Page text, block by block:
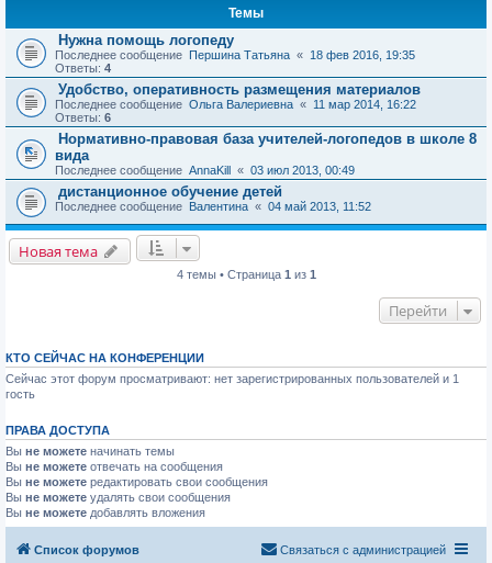
Темы
Нужна помощь логопеду
Последнее сообщение Першина Татьяна « 18 фев 2016, 19:35
Ответы: 4
Удобство, оперативность размещения материалов
Последнее сообщение Ольга Валериевна « 11 мар 2014, 16:22
Ответы: 6
Нормативно-правовая база учителей-логопедов в школе 8
вида
Последнее сообщение AnnaKill « 03 июл 2013, 00:49
дистанционное обучение детей
Последнее сообщение Валентина « 04 май 2013, 11:52
Новая тема
4 темы • Страница 1 из 1
Перейти
КТО СЕЙЧАС НА КОНФЕРЕНЦИИ
Сейчас этот форум просматривают: нет зарегистрированных пользователей и 1
гость
ПРАВА ДОСТУПА
Вы не можете начинать темы
Вы не можете отвечать на сообщения
Вы не можете редактировать свои сообщения
Вы не можете удалять свои сообщения
Вы не можете добавлять вложения
Список форумов Связаться с администрацией